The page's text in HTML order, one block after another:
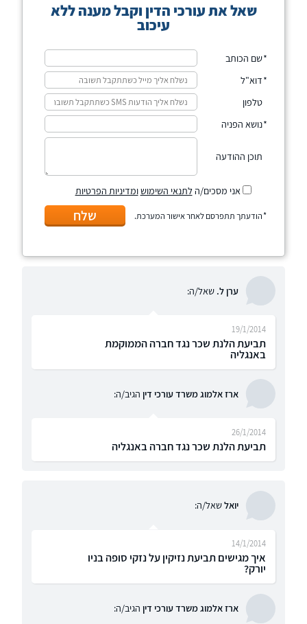
שאל את עורכי הדין וקבל מענה ללא
עיכוב
שם הכותב
דוא"ל
טלפון
נושא הפניה
תוכן ההודעה
אני מסכים/הלתנאי השימושומדיניות הפרטיות
הודעתך תתפרסם לאחר אישור המערכת. שלח
ערן ל. שאל/ה:
תביעת הלנת שכר נגד חברה הממוקמת
באנגליה
19/1/2014
ארז אלמוג משרד עורכי דין הגיב/ה:
תביעת הלנת שכר נגד חברה באנגליה
26/1/2014
יואלשאל/ה:
איך מגישים תביעת נזיקין על נזקי סופה בניו
יורק?
14/1/2014
ארז אלמוג משרד עורכי דין הגיב/ה: